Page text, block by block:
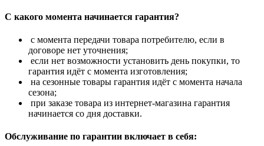
С какого момента начинается гарантия?
с момента передачи товара потребителю, если в
договоре нет уточнения;
если нет возможности установить день покупки, то
гарантия идёт с момента изготовления;
на сезонные товары гарантия идёт с момента начала
сезона;
при заказе товара из интернет-магазина гарантия
начинается со дня доставки.
Обслуживание по гарантии включает в себя: